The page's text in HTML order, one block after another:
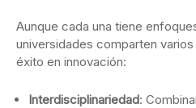
Aunque cada una tiene
universidades comparten
éxito en innovación:
Interdisciplinariedad: